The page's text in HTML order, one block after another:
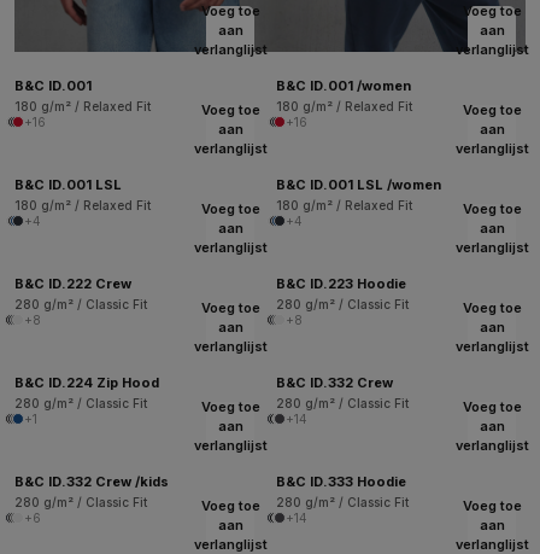
Voeg toe
aan
verlanglijst
B&C ID.001
180 g/m² / Relaxed Fit
+16
Voeg toe
aan
verlanglijst
B&C ID.001 /women
180 g/m² / Relaxed Fit
+16
Voeg toe
aan
verlanglijst
B&C ID.001 LSL
180 g/m² / Relaxed Fit
+4
Voeg toe
aan
verlanglijst
B&C ID.001 LSL /women
180 g/m² / Relaxed Fit
+4
Voeg toe
aan
verlanglijst
B&C ID.222 Crew
280 g/m² / Classic Fit
+8
Voeg toe
aan
verlanglijst
B&C ID.223 Hoodie
280 g/m² / Classic Fit
+8
Voeg toe
aan
verlanglijst
B&C ID.224 Zip Hood
280 g/m² / Classic Fit
+1
Voeg toe
aan
verlanglijst
B&C ID.332 Crew
280 g/m² / Classic Fit
+14
Voeg toe
aan
verlanglijst
B&C ID.332 Crew /kids
280 g/m² / Classic Fit
+6
Voeg toe
aan
verlanglijst
B&C ID.333 Hoodie
280 g/m² / Classic Fit
+14
Voeg toe
aan
verlanglijst
Voeg toe
aan
verlanglijst